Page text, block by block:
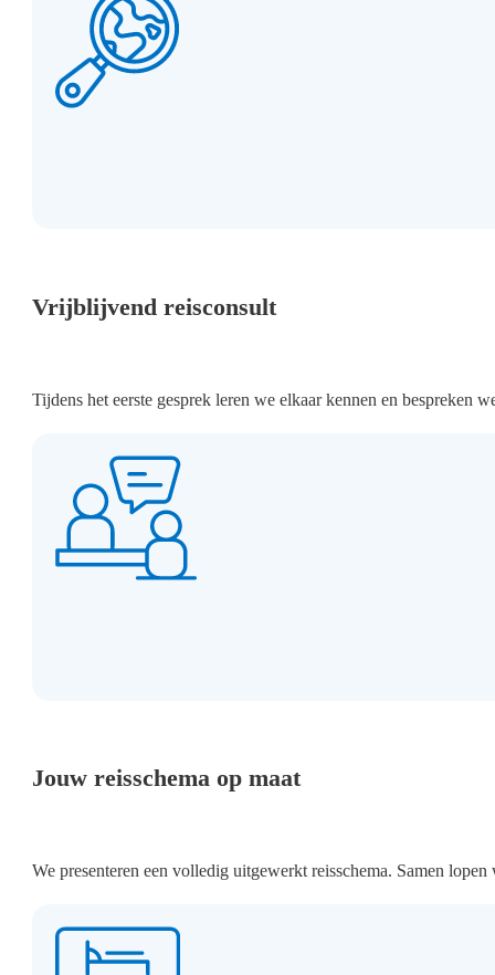
Vrijblijvend reisconsult
Tijdens het eerste gesprek leren we elkaar kennen en bespreken
Jouw reisschema op maat
We presenteren een volledig uitgewerkt reisschema. Samen